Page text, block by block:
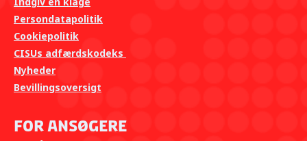
Persondatapolitik
Cookiepolitik
CISUs adfærdskodeks
Nyheder
Bevillingsoversigt
For ansøgere